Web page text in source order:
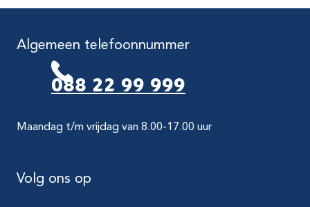
Algemeen telefoonnummer
088 22 99 999
Maandag t/m vrijdag van 8.00-17.00 uur
Volg ons op